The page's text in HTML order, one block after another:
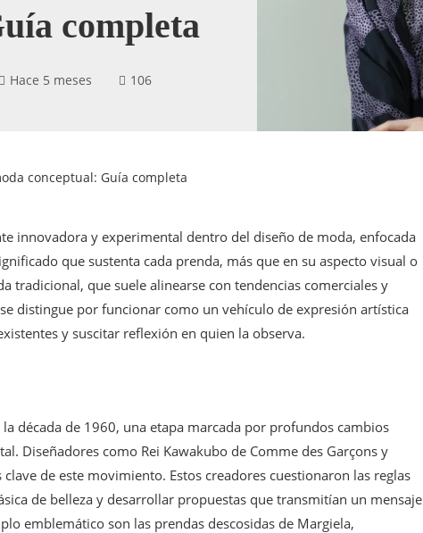
completa
Hace 5 meses 106
conceptual: Guía completa
innovadora y experimental dentro del diseño de moda, enfocada
que sustenta cada prenda, más que en su aspecto visual o
tradicional, que suele alinearse con tendencias comerciales y
distingue por funcionar como un vehículo de expresión artística
y suscitar reflexión en quien la observa.
década de 1960, una etapa marcada por profundos cambios
Diseñadores como Rei Kawakubo de Comme des Garçons y
de este movimiento. Estos creadores cuestionaron las reglas
de belleza y desarrollar propuestas que transmitían un mensaje
emblemático son las prendas descosidas de Margiela,